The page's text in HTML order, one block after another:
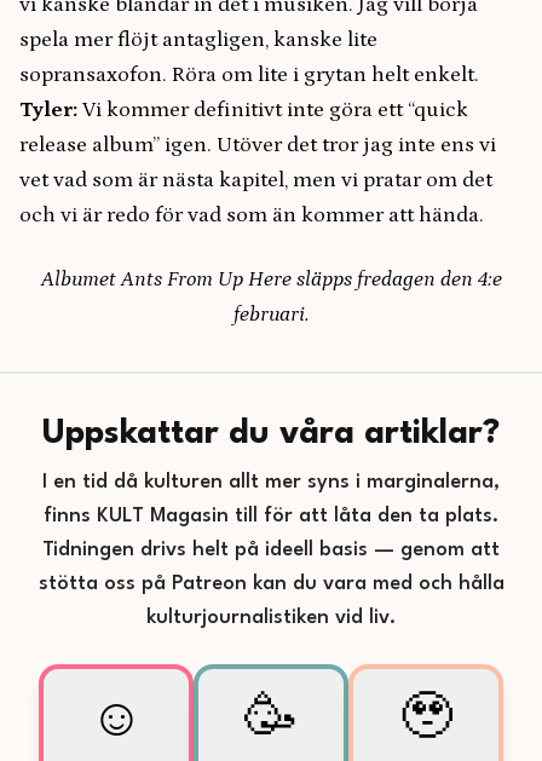
vi kanske blandar in det i musiken. Jag vill börja
spela mer flöjt antagligen, kanske lite
sopransaxofon. Röra om lite i grytan helt enkelt.
Tyler: Vi kommer definitivt inte göra ett “quick
release album” igen. Utöver det tror jag inte ens vi
vet vad som är nästa kapitel, men vi pratar om det
och vi är redo för vad som än kommer att hända.
Albumet Ants From Up Here släpps fredagen den 4:e
februari.
Uppskattar du våra artiklar?
I en tid då kulturen allt mer syns i marginalerna,
finns KULT Magasin till för att låta den ta plats.
Tidningen drivs helt på ideell basis — genom att
stötta oss på Patreon kan du vara med och hålla
kulturjournalistiken vid liv.
☺️ 🥳 🥹